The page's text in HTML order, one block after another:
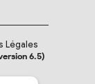
Légales
6.5)